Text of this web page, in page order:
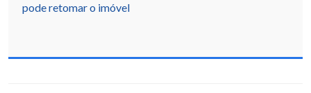
pode retomar o imóvel